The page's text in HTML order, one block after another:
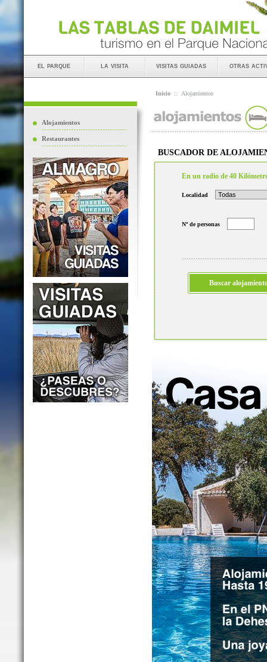
el parque la visita visitas guiadas otras
Alojamientos
Restaurantes
Inicio :: Alojamientos
BUSCADOR DE
En un radio de 40
Localidad
Nº de personas